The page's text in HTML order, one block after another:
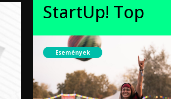
StartUp! Top
Események